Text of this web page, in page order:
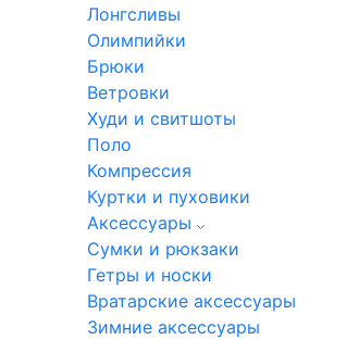
Лонгсливы
Олимпийки
Брюки
Ветровки
Худи и свитшоты
Поло
Компрессия
Куртки и пуховики
Аксессуары
Сумки и рюкзаки
Гетры и носки
Вратарские аксессуары
Зимние аксессуары